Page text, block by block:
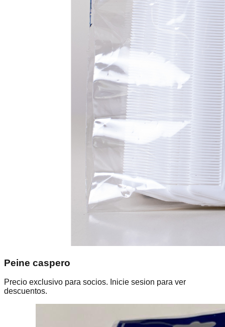
Peine caspero
Precio exclusivo para socios. Inicie sesion para ver
descuentos.